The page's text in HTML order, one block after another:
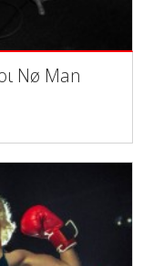
Nø Man